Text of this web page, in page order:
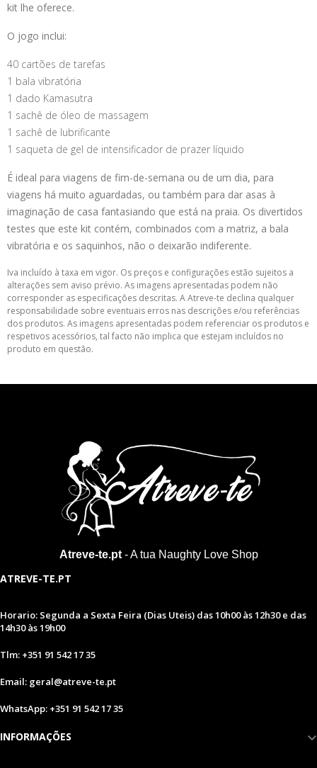
kit lhe oferece.
O jogo inclui:
40 cartões de tarefas
1 bala vibratória
1 dado Kamasutra
1 sachê de óleo de massagem
1 sachê de lubrificante
1 saqueta de gel de intensificador de prazer líquido
É ideal para viagens de fim-de-semana ou de um dia, para
viagens há muito aguardadas, ou também para dar asas à
imaginação de casa fantasiando que está na praia. Os divertidos
testes que este kit contém, combinados com a matriz, a bala
vibratória e os saquinhos, não o deixarão indiferente.
Iva incluído à taxa em vigor. Os preços e configurações estão sujeitos a
alterações sem aviso prévio. As imagens apresentadas podem não
corresponder as especificações descritas. A Atreve-te declina qualquer
responsabilidade sobre eventuais erros nas descrições e/ou referências
dos produtos. As imagens apresentadas podem referenciar os produtos e
respetivos acessórios, tal facto não implica que estejam incluídos no
produto em questão.
Atreve-te.pt- A tua Naughty Love Shop
ATREVE-TE.PT
Horario: Segunda a Sexta Feira (Dias Uteis) das 10h00 às 12h30 e das
14h30 às 19h00
Tlm: +351 91 542 17 35
Email: geral@atreve-te.pt
WhatsApp: +351 91 542 17 35
INFORMAÇÕES